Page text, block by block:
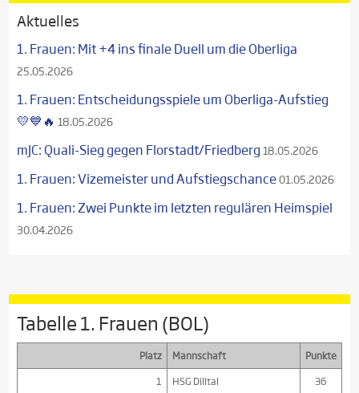
Aktuelles
1. Frauen: Mit +4 ins finale Duell um die Oberliga
25.05.2026
1. Frauen: Entscheidungsspiele um Oberliga-Aufstieg
💛💙🔥 18.05.2026
mJC: Quali-Sieg gegen Florstadt/Friedberg 18.05.2026
1. Frauen: Vizemeister und Aufstiegschance01.05.2026
1. Frauen: Zwei Punkte im letzten regulären Heimspiel
30.04.2026
Tabelle 1. Frauen (BOL)
Platz Mannschaft
Punkte
1
HSG Dilltal 36